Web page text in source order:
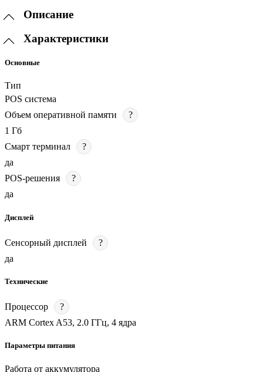
Описание
Характеристики
Основные
Тип
POS система
Объем оперативной памяти
?
1 Гб
Смарт терминал
?
да
POS-решения
?
да
Дисплей
Сенсорный дисплей
?
да
Технические
Процессор
?
ARM Cortex A53, 2.0 ГГц, 4 ядра
Параметры питания
Работа от аккумулятора